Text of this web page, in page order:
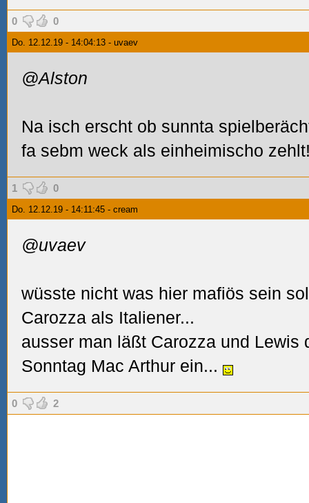
0 0
Do. 12.12.19 - 14:04:13 - uvaev
@Alston
Na isch erscht ob sunnta
fa sebm weck als einheimischo
1 0
Do. 12.12.19 - 14:11:45 - cream
@uvaev
wüsste nicht was hier mafiös sein
Carozza als Italiener...
ausser man läßt Carozza und Lewis
Sonntag Mac Arthur ein...
0 2